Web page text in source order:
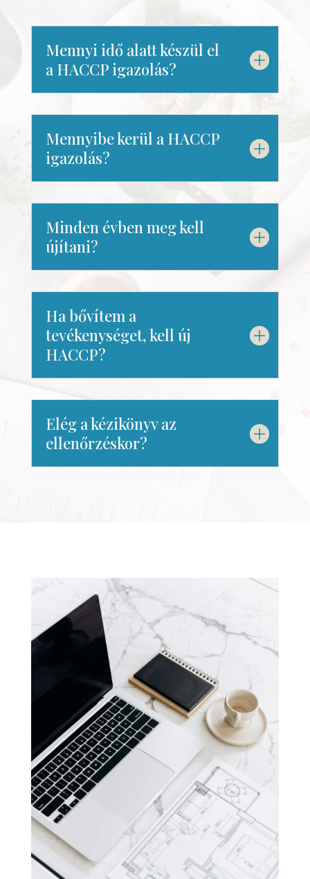
Mennyi idő alatt készül el
a HACCP igazolás?
Mennyibe kerül a HACCP
igazolás?
Minden évben meg kell
újítani?
Ha bővítem a
tevékenységet, kell új
HACCP?
Elég a kézikönyv az
ellenőrzéskor?